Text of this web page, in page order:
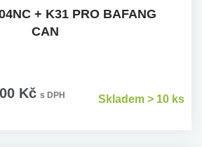
+ K31 PRO BAFANG
CAN
Kč s DPH
Skladem > 10 ks